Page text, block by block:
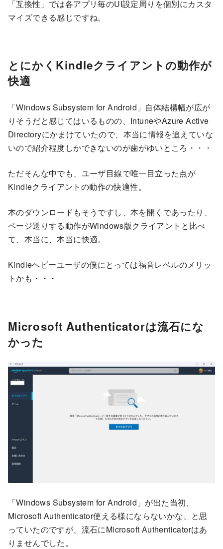
「互換性」では各アプリ毎のUI設定周りを個別にカスタ
マイズできる感じですね。
とにかくKindleクライアントの動作が
快適
「Windows Subsystem for Android」自体結構幅が広が
りそうだと感じてはいるものの、IntuneやAzure Active
Directoryにかまけていたので、本当に情報を追えていな
いので紹介程度しかできないのが歯がゆいところ・・・
ただそんな中でも、ユーザ目線で唯一目立った点が
Kindleクライアントの動作の快適性。
本のダウンロードもそうですし、本を開くであったり、
ページ送りする動作がWindows版クライアントと比べ
て、本当に、本当に快適。
Kindleヘビーユーザの僕にとっては福音レベルのメリッ
トかも・・・
Microsoft Authenticatorは流石にな
かった
「Windows Subsystem for Android」が出た当初、
Microsoft Authenticator使える様にならないかな、と思
っていたのですが、流石にMicrosoft Authenticatorはあ
りませんでした。